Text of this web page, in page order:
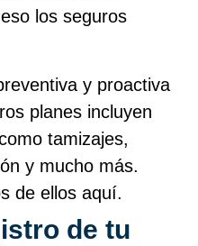
los seguros
y proactiva
planes incluyen
tamizajes,
y mucho más.
de ellos aquí.
de tu